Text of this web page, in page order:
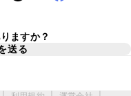
ますか？
送る